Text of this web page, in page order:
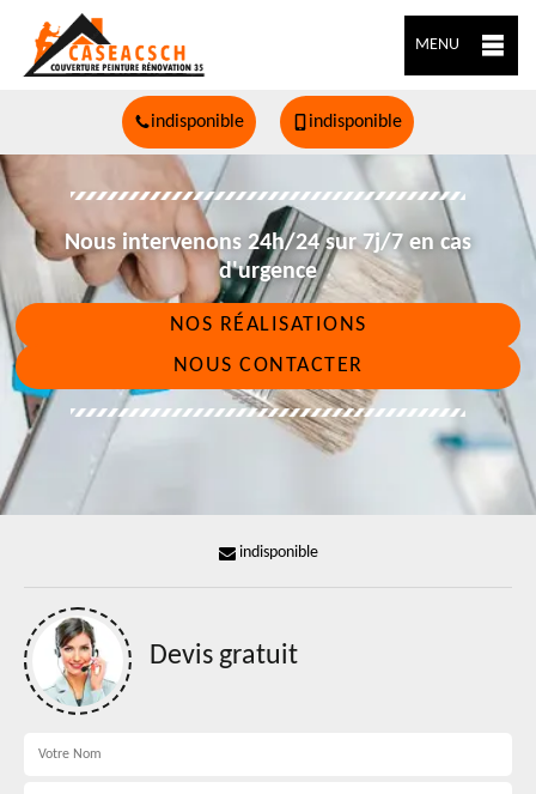
MENU
indisponible indisponible
Nous intervenons 24h/24 sur 7j/7 en cas
d'urgence
NOS RÉALISATIONS
NOUS CONTACTER
indisponible
Devis gratuit